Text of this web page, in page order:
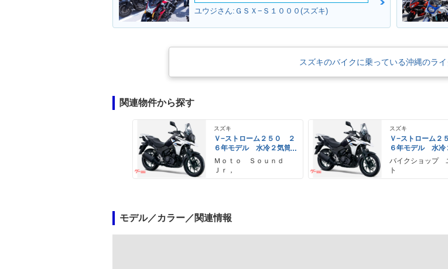
ユウジさん:ＧＳＸ−Ｓ１０００(スズキ)
スズキのバイクに乗っている沖縄のラ
関連物件から探す
スズキ
Ｖ−ストローム２５０ ２
６年モデル 水冷２気筒
エンジン ＬＥＤヘッド
ライト標準装備
Ｍｏｔｏ Ｓｏｕｎｄ
Ｊｒ，
スズキ
Ｖ−ストローム２
６年モデル 水冷
エンジン ＬＥＤ
ライト標準装備
バイクショップ
ト
モデル／カラー／関連情報